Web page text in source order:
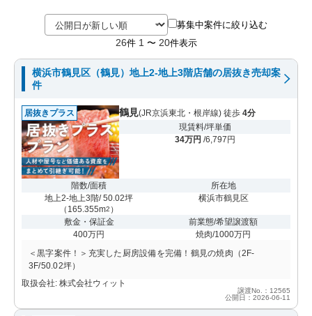
募集中案件に絞り込む
26件 1 〜 20件表示
横浜市鶴見区（鶴見）地上2-地上3階店舗の居抜き売却案
件
居抜きプラス 鶴見(JR京浜東北・根岸線) 徒歩 4分
現賃料/坪単価
34万円 /6,797円
階数/面積
地上2-地上3階/ 50.02坪
（ 165.355m2 ）
所在地
横浜市鶴見区
敷金・保証金
400万円
前業態/希望譲渡額
焼肉/1000万円
＜黒字案件！＞充実した厨房設備を完備！鶴見の焼肉（2F-
3F/50.02坪）
取扱会社: 株式会社ウィット
譲渡No.：12565
公開日：2026-06-11